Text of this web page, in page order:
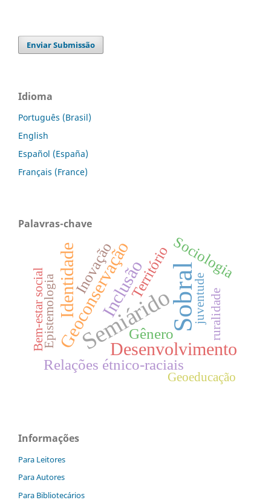
Enviar Submissão
Idioma
Português (Brasil)
English
Español (España)
Français (France)
Palavras-chave
Sobral
Semiárido
Geoconservação
Inclusão
Desenvolvimento
Identidade
Relações étnico-raciais
Gênero
Inovação Sociologia
Território
Geoeducação
Epistemologia juventuderuralidade
Bem-estar social
Informações
Para Leitores
Para Autores
Para Bibliotecários